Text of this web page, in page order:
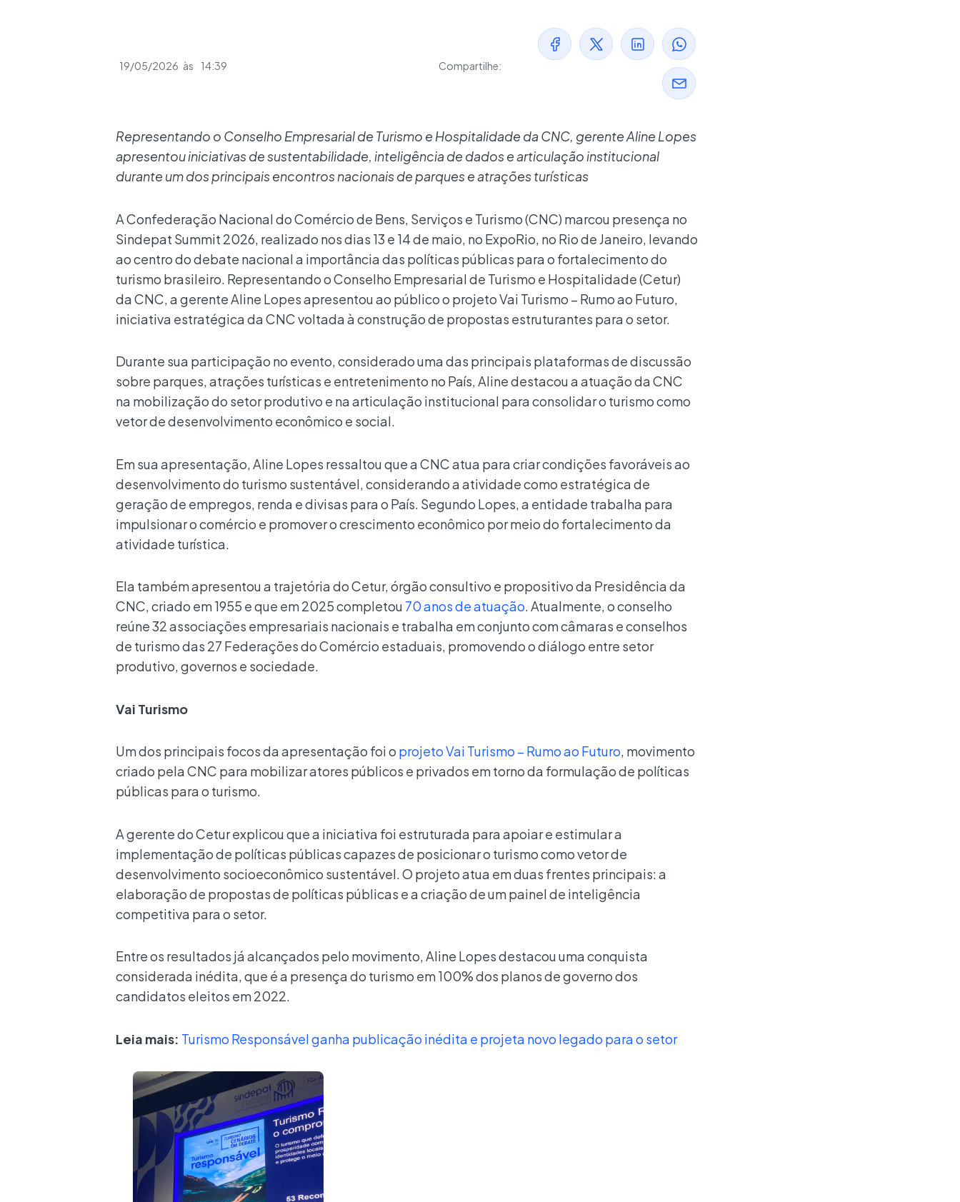
19/05/2026 às 14:39 Compartilhe:
Representando o Conselho Empresarial de Turismo e Hospitalidade da CNC, gerente Aline Lopes
apresentou iniciativas de sustentabilidade, inteligência de dados e articulação institucional
durante um dos principais encontros nacionais de parques e atrações turísticas
A Confederação Nacional do Comércio de Bens, Serviços e Turismo (CNC) marcou presença no
Sindepat Summit 2026, realizado nos dias 13 e 14 de maio, no ExpoRio, no Rio de Janeiro, levando
ao centro do debate nacional a importância das políticas públicas para o fortalecimento do
turismo brasileiro. Representando o Conselho Empresarial de Turismo e Hospitalidade (Cetur)
da CNC, a gerente Aline Lopes apresentou ao público o projeto Vai Turismo – Rumo ao Futuro,
iniciativa estratégica da CNC voltada à construção de propostas estruturantes para o setor.
Durante sua participação no evento, considerado uma das principais plataformas de discussão
sobre parques, atrações turísticas e entretenimento no País, Aline destacou a atuação da CNC
na mobilização do setor produtivo e na articulação institucional para consolidar o turismo como
vetor de desenvolvimento econômico e social.
Em sua apresentação, Aline Lopes ressaltou que a CNC atua para criar condições favoráveis ao
desenvolvimento do turismo sustentável, considerando a atividade como estratégica de
geração de empregos, renda e divisas para o País. Segundo Lopes, a entidade trabalha para
impulsionar o comércio e promover o crescimento econômico por meio do fortalecimento da
atividade turística.
Ela também apresentou a trajetória do Cetur, órgão consultivo e propositivo da Presidência da
CNC, criado em 1955 e que em 2025 completou 70 anos de atuação. Atualmente, o conselho
reúne 32 associações empresariais nacionais e trabalha em conjunto com câmaras e conselhos
de turismo das 27 Federações do Comércio estaduais, promovendo o diálogo entre setor
produtivo, governos e sociedade.
Vai Turismo
Um dos principais focos da apresentação foi o projeto Vai Turismo – Rumo ao Futuro, movimento
criado pela CNC para mobilizar atores públicos e privados em torno da formulação de políticas
públicas para o turismo.
A gerente do Cetur explicou que a iniciativa foi estruturada para apoiar e estimular a
implementação de políticas públicas capazes de posicionar o turismo como vetor de
desenvolvimento socioeconômico sustentável. O projeto atua em duas frentes principais: a
elaboração de propostas de políticas públicas e a criação de um painel de inteligência
competitiva para o setor.
Entre os resultados já alcançados pelo movimento, Aline Lopes destacou uma conquista
considerada inédita, que é a presença do turismo em 100% dos planos de governo dos
candidatos eleitos em 2022.
Leia mais: Turismo Responsável ganha publicação inédita e projeta novo legado para o setor